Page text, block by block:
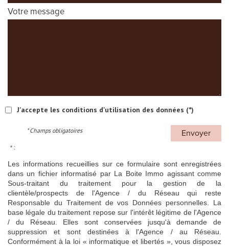
Votre message
J'accepte les conditions d'utilisation des données (*)
Envoyer
* Champs obligatoires
* :
Les informations recueillies sur ce formulaire sont enregistrées
dans un fichier informatisé par La Boite Immo agissant comme
Sous-traitant du traitement pour la gestion de la
clientèle/prospects de l'Agence / du Réseau qui reste
Responsable du Traitement de vos Données personnelles. La
base légale du traitement repose sur l'intérêt légitime de l'Agence
/ du Réseau. Elles sont conservées jusqu'à demande de
suppression et sont destinées à l'Agence / au Réseau.
Conformément à la loi « informatique et libertés », vous disposez